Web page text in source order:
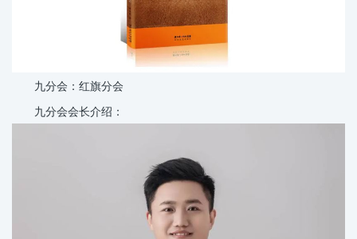
九分会：红旗分会
九分会会长介绍：